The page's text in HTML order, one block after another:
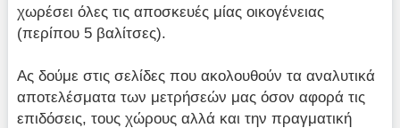
χωρέσει όλες τις αποσκευές μίας οικογένειας
(περίπου 5 βαλίτσες).
Ας δούμε στις σελίδες που ακολουθούν τα αναλυτικά
αποτελέσματα των μετρήσεών μας όσον αφορά τις
επιδόσεις, τους χώρους αλλά και την πραγματική